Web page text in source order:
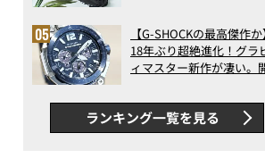
った！
【G-SHOCKの最高傑作か
18年ぶり超絶進化！グラ
ィマスター新作が凄い。
新ムーブメントの衝撃
ランキング一覧を見る